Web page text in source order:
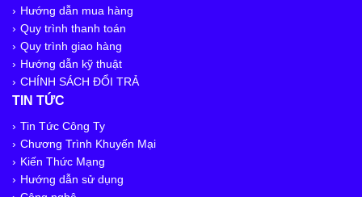
Hướng dẫn mua hàng
Quy trình thanh toán
Quy trình giao hàng
Hướng dẫn kỹ thuật
CHÍNH SÁCH ĐỔI TRẢ
TIN TỨC
Tin Tức Công Ty
Chương Trình Khuyến Mại
Kiến Thức Mạng
Hướng dẫn sử dụng